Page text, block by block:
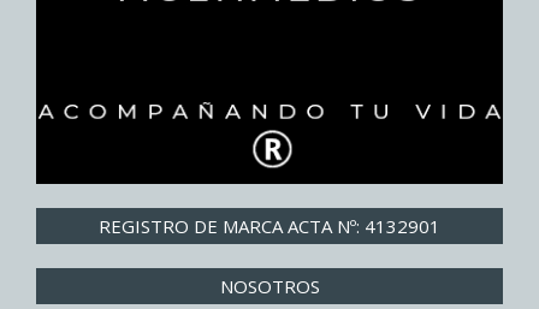
REGISTRO DE MARCA ACTA Nº: 4132901
NOSOTROS